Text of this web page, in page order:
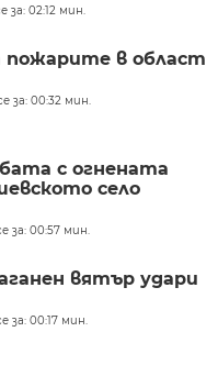
за: 02:12 мин.
пожарите в област
за: 00:32 мин.
с огнената
село
за: 00:57 мин.
вятър удари
за: 00:17 мин.